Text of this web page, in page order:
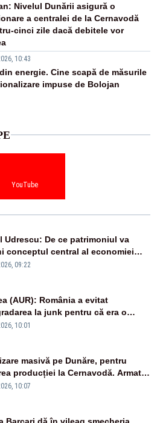
Nivelul Dunării asigură o
a centralei de la Cernavodă
cinci zile dacă debitele vor
10:43
energie. Cine scapă de măsurile
impuse de Bolojan
YouTube
Udrescu: De ce patrimoniul va
conceptul central al economiei
09:22
(AUR): România a evitat
la junk pentru că era o
pentru bănci și fondurile de
10:01
masivă pe Dunăre, pentru
producției la Cernavodă. Armata
o stâncă și va devia apa
10:07
Barcari dă în vileag șmecheria